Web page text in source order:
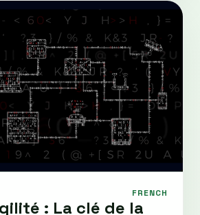
FRENCH
: La clé de la